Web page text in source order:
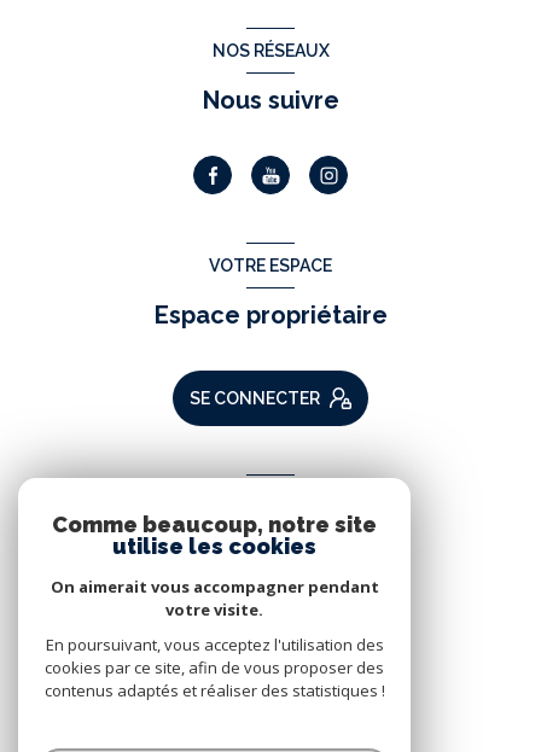
NOS RÉSEAUX
Nous suivre
VOTRE ESPACE
Espace propriétaire
SE CONNECTER
Nous adhérons
Comme beaucoup, notre site
utilise les cookies
On aimerait vous accompagner pendant
votre visite.
En poursuivant, vous acceptez l'utilisation des
cookies par ce site, afin de vous proposer des
contenus adaptés et réaliser des statistiques !